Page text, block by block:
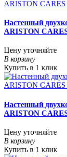
Настенный
ARISTON
Цену уточняйте
В корзину
Купить в 1 клик
Настенный
ARISTON
Цену уточняйте
В корзину
Купить в 1 клик